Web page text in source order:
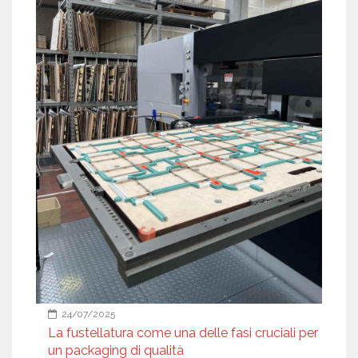
24/07/2025
La fustellatura come una delle fasi cruciali per
un packaging di qualità